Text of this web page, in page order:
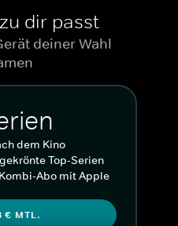
dir passt
deiner Wahl
dem Kino
Top-Serien
Abo mit Apple
€ MTL.